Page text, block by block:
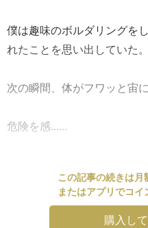
僕は趣味のボルダリングを
れたことを思い出していた。
次の瞬間、体がフワッと宙に
危険を感......
この記事の続きは月
またはアプリでコ
購入し